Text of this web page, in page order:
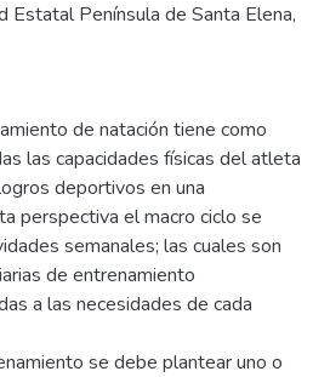
Estatal Península de Santa Elena,
de natación tiene como
las capacidades físicas del atleta
deportivos en una
perspectiva el macro ciclo se
semanales; las cuales son
de entrenamiento
a las necesidades de cada
se debe plantear uno o